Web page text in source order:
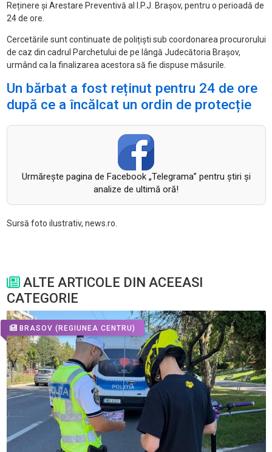
Reținere și Arestare Preventivă al I.P.J. Brașov, pentru o perioadă de
24 de ore.
Cercetările sunt continuate de polițiști sub coordonarea procurorului
de caz din cadrul Parchetului de pe lângă Judecătoria Brașov,
urmând ca la finalizarea acestora să fie dispuse măsurile.
Un bărbat a fost reținut pentru 24 de ore
după ce a încălcat un ordin de protecție
Urmăreşte pagina de Facebook „Telegrama” pentru ştiri şi
analize de ultimă oră!
Sursă foto ilustrativ, news.ro.
ALTE ARTICOLE DIN ACEEASI
CATEGORIE
BRASOV (REGIUNEA CENTRU)